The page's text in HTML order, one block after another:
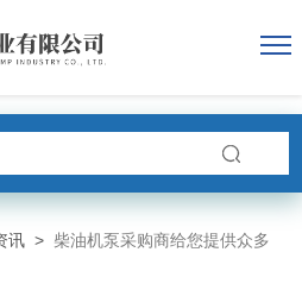
讯 > 柴油机泵采购商给您提供众多